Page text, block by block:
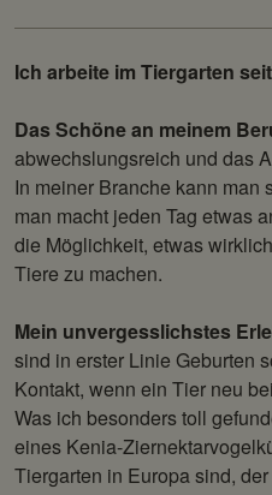
Ich arbeite im Tiergarten
Das Schöne an meinem
abwechslungsreich und das
In meiner Branche kann man
man macht jeden Tag etwas
die Möglichkeit, etwas
Tiere zu machen.
Mein unvergesslichstes
sind in erster Linie Geburten
Kontakt, wenn ein Tier neu
Was ich besonders toll
eines Kenia-
Tiergarten in Europa sind,